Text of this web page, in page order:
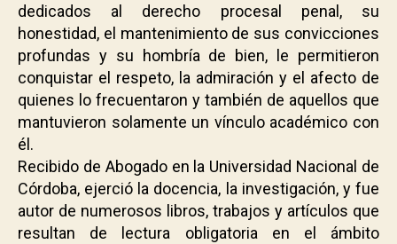
dedicados al derecho procesal penal, su
honestidad, el mantenimiento de sus convicciones
profundas y su hombría de bien, le permitieron
conquistar el respeto, la admiración y el afecto de
quienes lo frecuentaron y también de aquellos que
mantuvieron solamente un vínculo académico con
él.
Recibido de Abogado en la Universidad Nacional de
Córdoba, ejerció la docencia, la investigación, y fue
autor de numerosos libros, trabajos y artículos que
resultan de lectura obligatoria en el ámbito